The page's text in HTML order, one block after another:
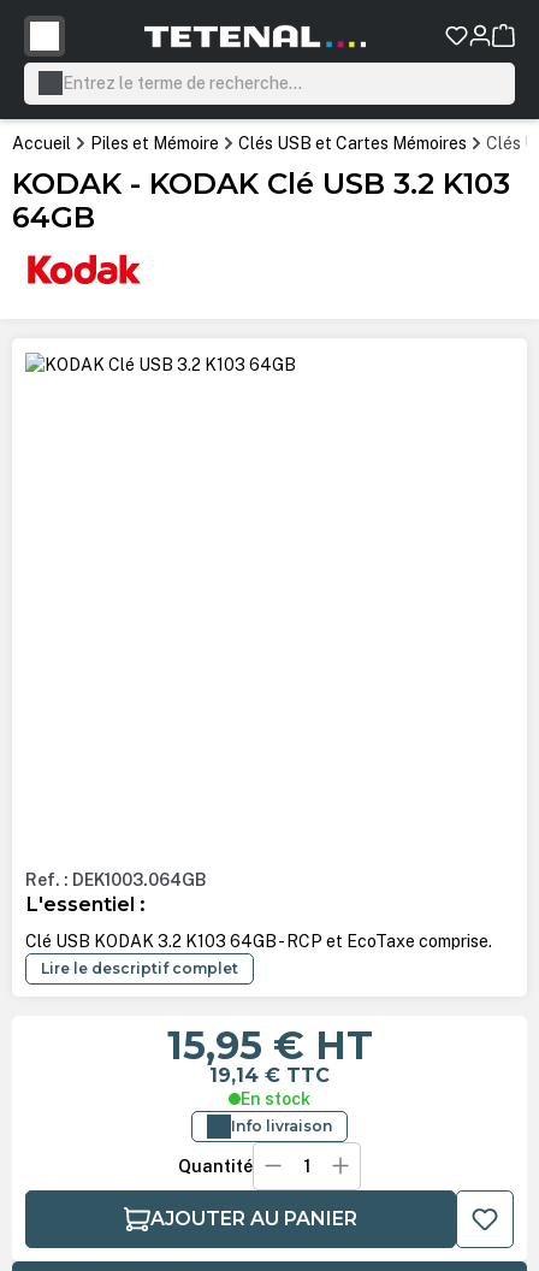
principal
Accueil Piles et Mémoire Clés USB et Cartes Mémoires Clés
KODAK - KODAK Clé USB 3.2 K103
64GB
Ignorer la galerie d'images
Ref. : DEK1003.064GB
L'essentiel :
Clé USB KODAK 3.2 K103 64GB - RCP et EcoTaxe comprise.
Lire le descriptif complet
15,95 € HT
19,14 € TTC
En stock
Info livraison
Quantité
AJOUTER AU PANIER